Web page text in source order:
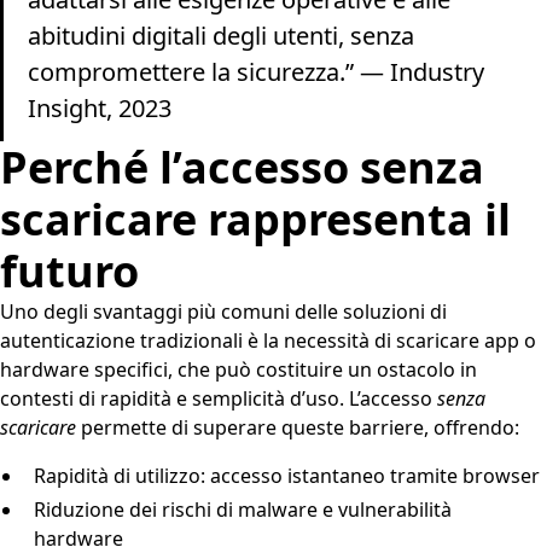
abitudini digitali degli utenti, senza
compromettere la sicurezza.” — Industry
Insight, 2023
Perché l’accesso senza
scaricare rappresenta il
futuro
Uno degli svantaggi più comuni delle soluzioni di
autenticazione tradizionali è la necessità di scaricare app o
hardware specifici, che può costituire un ostacolo in
contesti di rapidità e semplicità d’uso. L’accesso senza
scaricare permette di superare queste barriere, offrendo:
Rapidità di utilizzo: accesso istantaneo tramite browser
Riduzione dei rischi di malware e vulnerabilità
hardware